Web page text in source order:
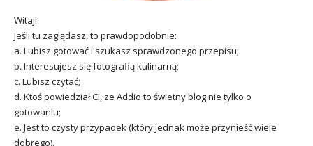
Witaj!
Jeśli tu zaglądasz, to prawdopodobnie:
a. Lubisz gotować i szukasz sprawdzonego przepisu;
b. Interesujesz się fotografią kulinarną;
c. Lubisz czytać;
d. Ktoś powiedział Ci, ze Addio to świetny blog nie tylko o
gotowaniu;
e. Jest to czysty przypadek (który jednak może przynieść wiele
dobrego).